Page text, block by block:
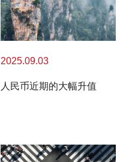
2025.09.03
人民币近期的大幅升值